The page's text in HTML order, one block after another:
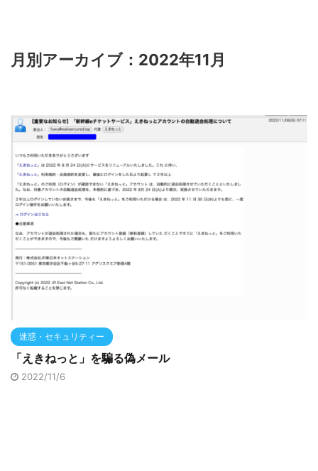
月別アーカイブ：2022年11月
迷惑・セキュリティー
「えきねっと」を騙る偽メール
2022/11/6